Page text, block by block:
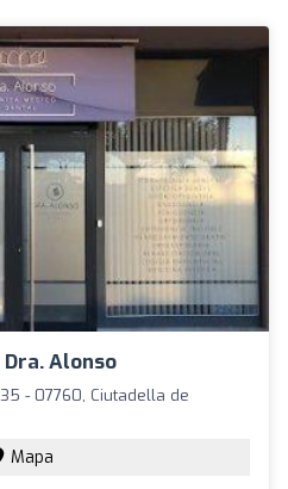
Alonso
- 07760, Ciutadella de
Mapa